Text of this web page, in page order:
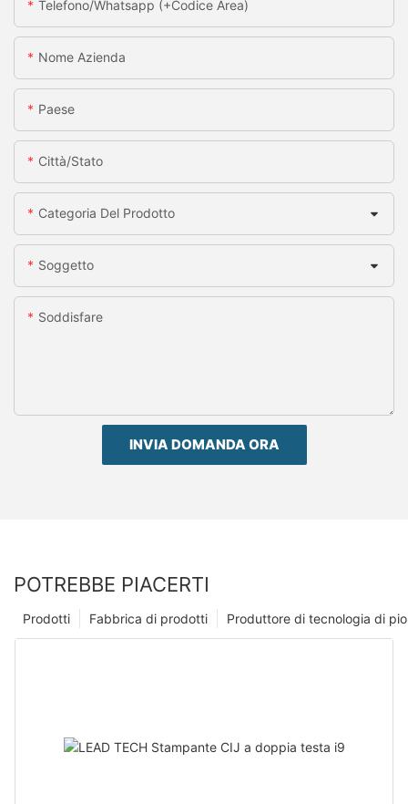
Telefono/whatsapp (+codice Area)
Nome Azienda
Paese
Città/stato
Categoria Del Prodotto
Soggetto
Soddisfare
INVIA DOMANDA ORA
POTREBBE PIACERTI
Produttore di tecnologia di
Fabbrica di prodotti
Prodotti